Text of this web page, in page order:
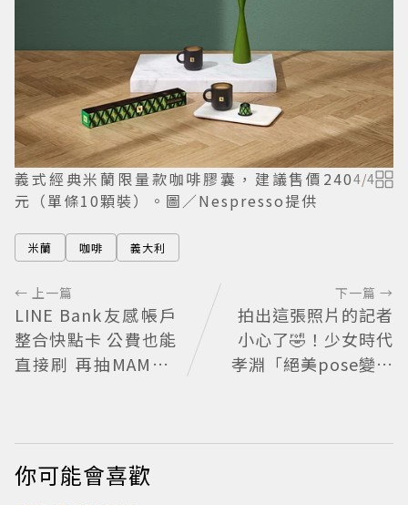
義式經典米蘭限量款咖啡膠囊，建議售價240
元（單條10顆裝）。圖／Nespresso提供
4/4
米蘭 咖啡 義大利
← 上一篇
LINE Bank友感帳戶
整合快點卡 公費也能
直接刷 再抽MAMA A
下一篇 →
拍出這張照片的記者
小心了🤣！少女時代
孝淵「絕美pose變搞
你可能會喜歡